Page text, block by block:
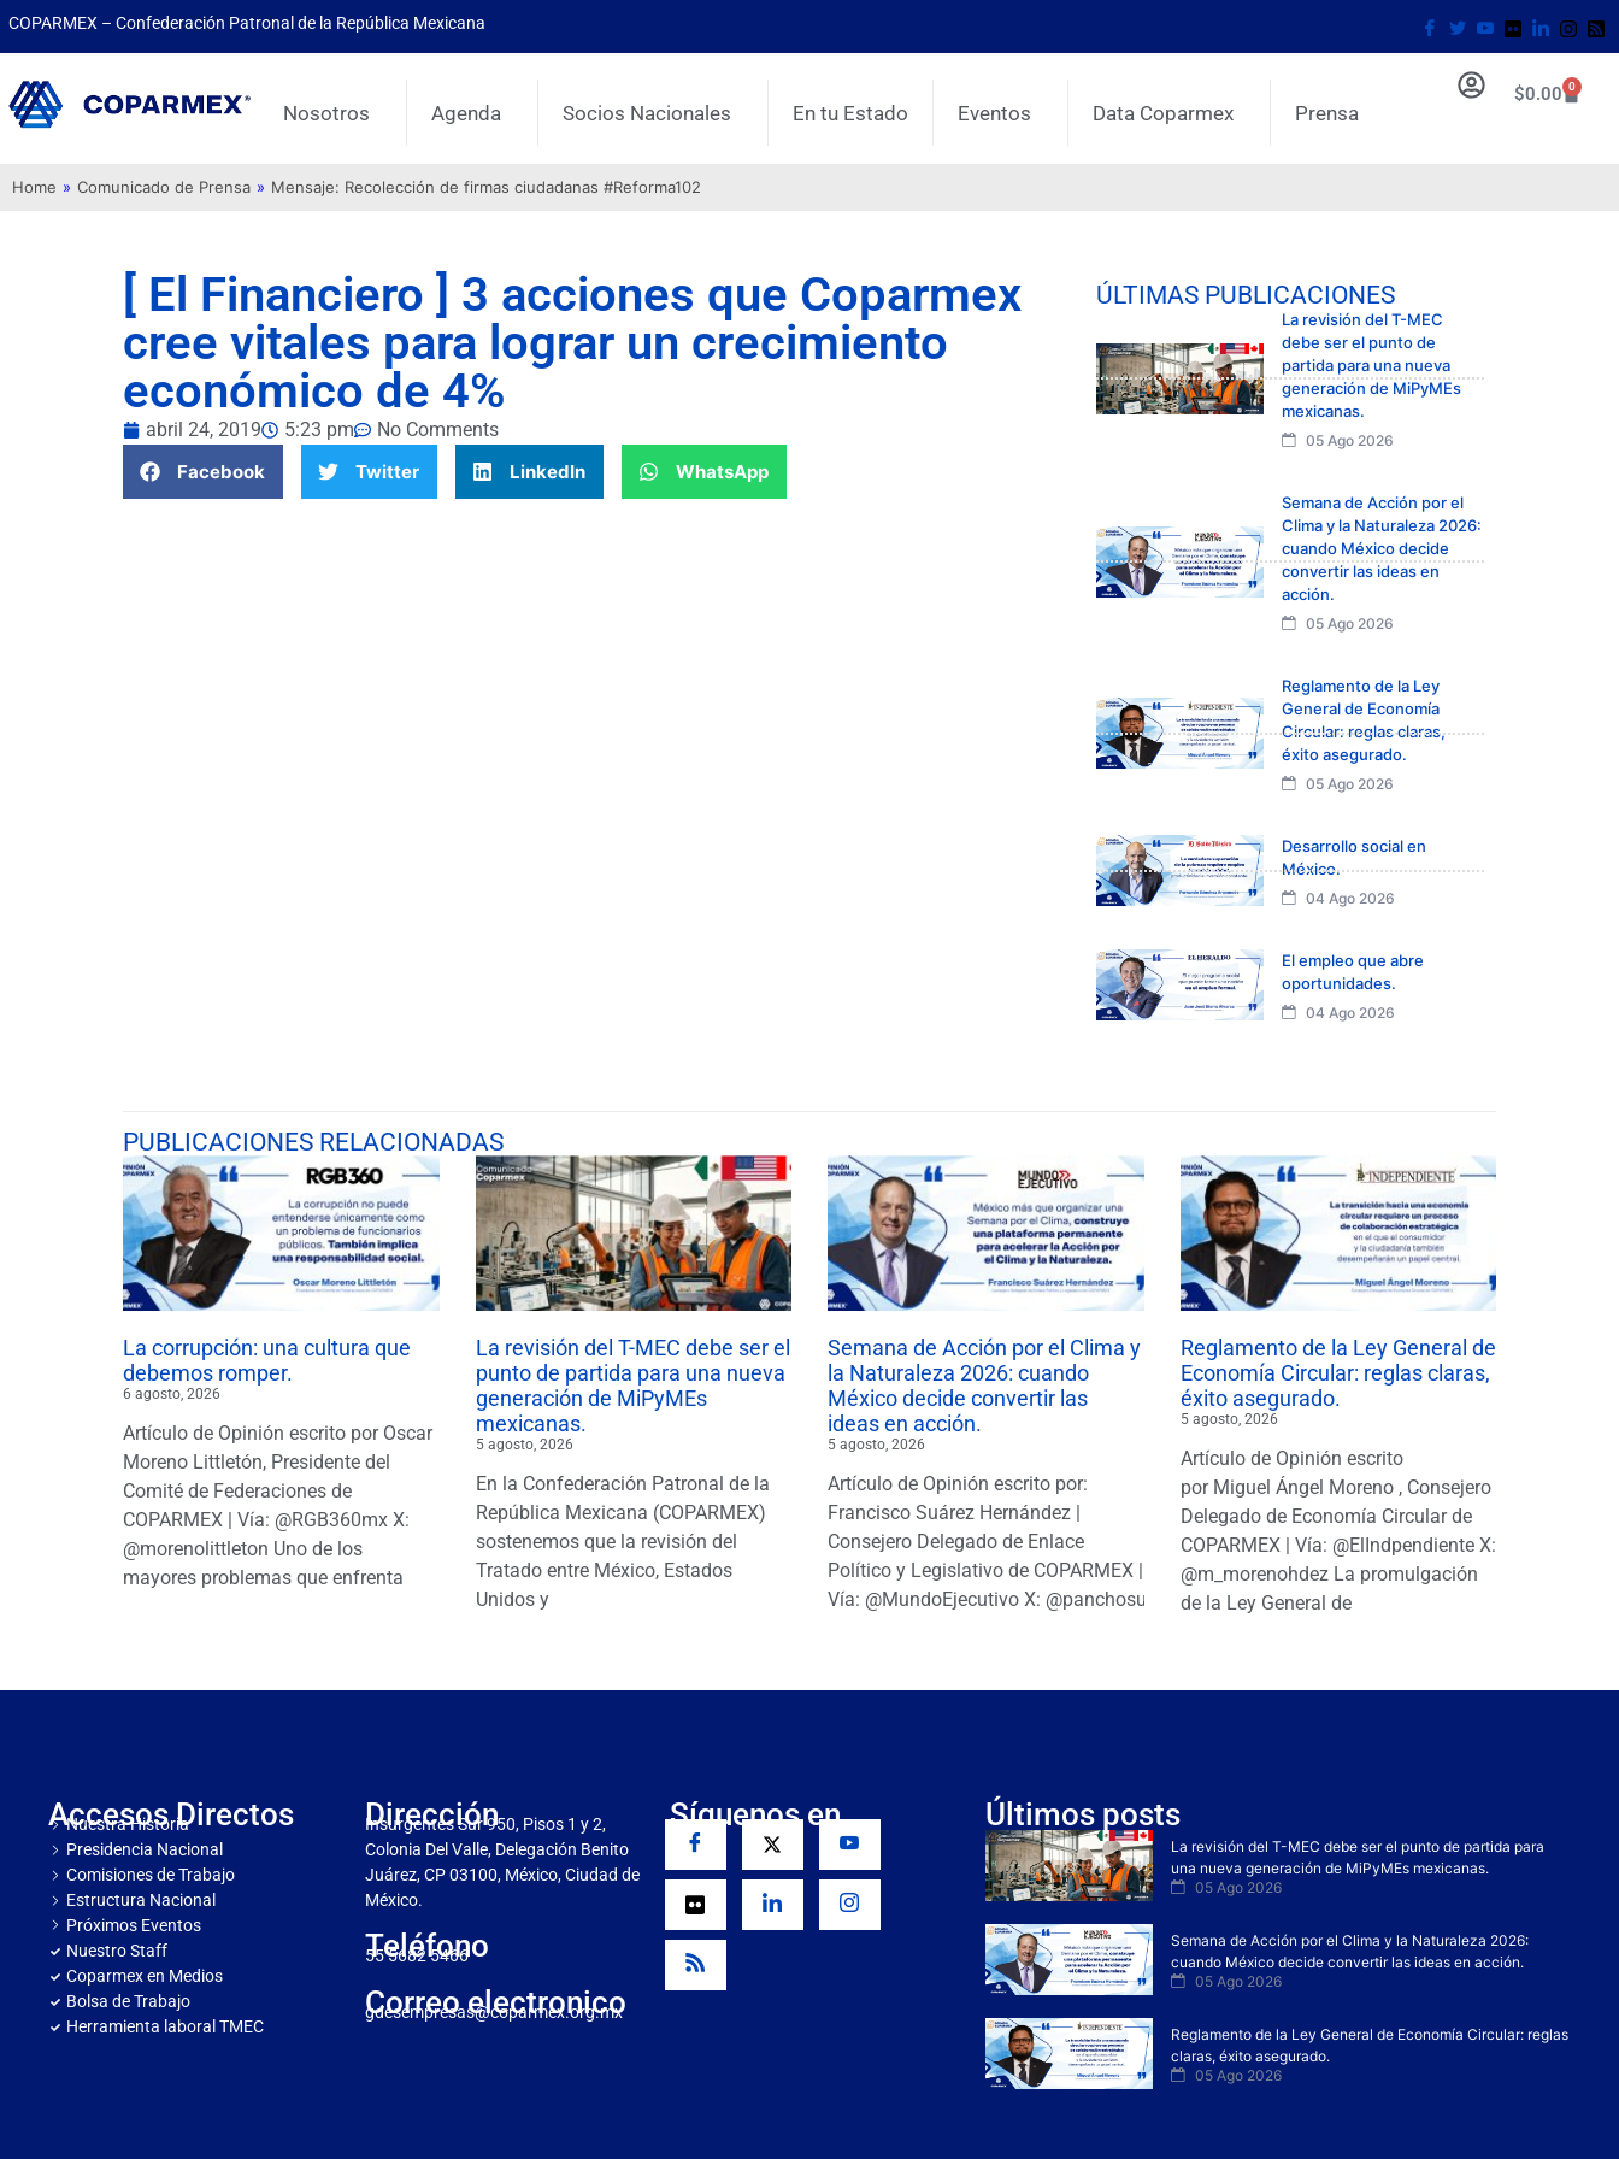
COPARMEX – Confederación Patronal de la República Mexicana
Nosotros Agenda Socios Nacionales En tu Estado Eventos Data Coparmex Prensa
$0.00 0
Home » Comunicado de Prensa » Mensaje: Recolección de firmas ciudadanas #Reforma102
[ El Financiero ] 3 acciones que Coparmex
cree vitales para lograr un crecimiento
económico de 4%
abril 24, 2019 5:23 pm
No Comments
Facebook
Twitter LinkedIn WhatsApp
ÚLTIMAS PUBLICACIONES
La revisión del T-MEC
debe ser el punto de
partida para una nueva
generación de MiPyMEs
mexicanas.
05 Ago 2026
Semana de Acción por el
Clima y la Naturaleza 2026:
cuando México decide
convertir las ideas en
acción.
05 Ago 2026
Reglamento de la Ley
General de Economía
Circular: reglas claras,
éxito asegurado.
05 Ago 2026
Desarrollo social en
México.
04 Ago 2026
El empleo que abre
oportunidades.
04 Ago 2026
PUBLICACIONES RELACIONADAS
La corrupción: una cultura que
debemos romper.
6 agosto, 2026
Artículo de Opinión escrito por Oscar
Moreno Littletón, Presidente del
Comité de Federaciones de
COPARMEX | Vía: @RGB360mx X:
@morenolittleton Uno de los
mayores problemas que enfrenta
La revisión del T-MEC debe ser el
punto de partida para una nueva
generación de MiPyMEs
mexicanas.
5 agosto, 2026
En la Confederación Patronal de la
República Mexicana (COPARMEX)
sostenemos que la revisión del
Tratado entre México, Estados
Unidos y
Semana de Acción por el Clima y
la Naturaleza 2026: cuando
México decide convertir las
ideas en acción.
5 agosto, 2026
Artículo de Opinión escrito por:
Francisco Suárez Hernández |
Consejero Delegado de Enlace
Político y Legislativo de COPARMEX |
Vía: @MundoEjecutivo X: @panchosuarezh
Reglamento de la Ley General de
Economía Circular: reglas claras,
éxito asegurado.
5 agosto, 2026
Artículo de Opinión escrito
por Miguel Ángel Moreno , Consejero
Delegado de Economía Circular de
COPARMEX | Vía: @ElIndpendiente X:
@m_morenohdez La promulgación
de la Ley General de
Accesos Directos
Nuestra Historia
Presidencia Nacional
Comisiones de Trabajo
Estructura Nacional
Próximos Eventos
Nuestro Staff
Coparmex en Medios
Bolsa de Trabajo
Herramienta laboral TMEC
Dirección
Insurgentes Sur 950, Pisos 1 y 2,
Colonia Del Valle, Delegación Benito
Juárez, CP 03100, México, Ciudad de
México.
Teléfono
55 5682 5466
Correo electronico
gdesempresas@coparmex.org.mx
Síguenos en Últimos posts
La revisión del T-MEC debe ser el punto de partida para
una nueva generación de MiPyMEs mexicanas.
05 Ago 2026
Semana de Acción por el Clima y la Naturaleza 2026:
cuando México decide convertir las ideas en acción.
05 Ago 2026
Reglamento de la Ley General de Economía Circular: reglas
claras, éxito asegurado.
05 Ago 2026